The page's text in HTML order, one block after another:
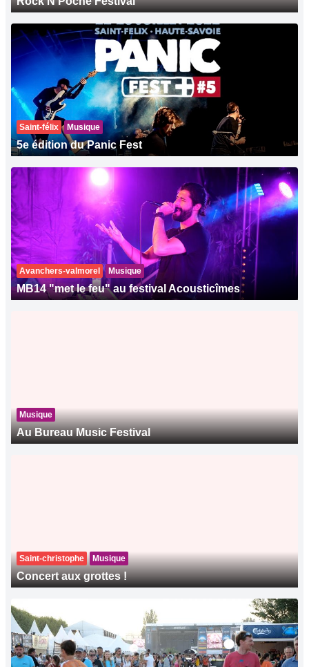
Saint-félix Musique
5e édition du Panic Fest
Avanchers-valmorel Musique
MB14 "met le feu" au festival Acousticîmes
Musique
Au Bureau Music Festival
Saint-christophe Musique
Concert aux grottes !